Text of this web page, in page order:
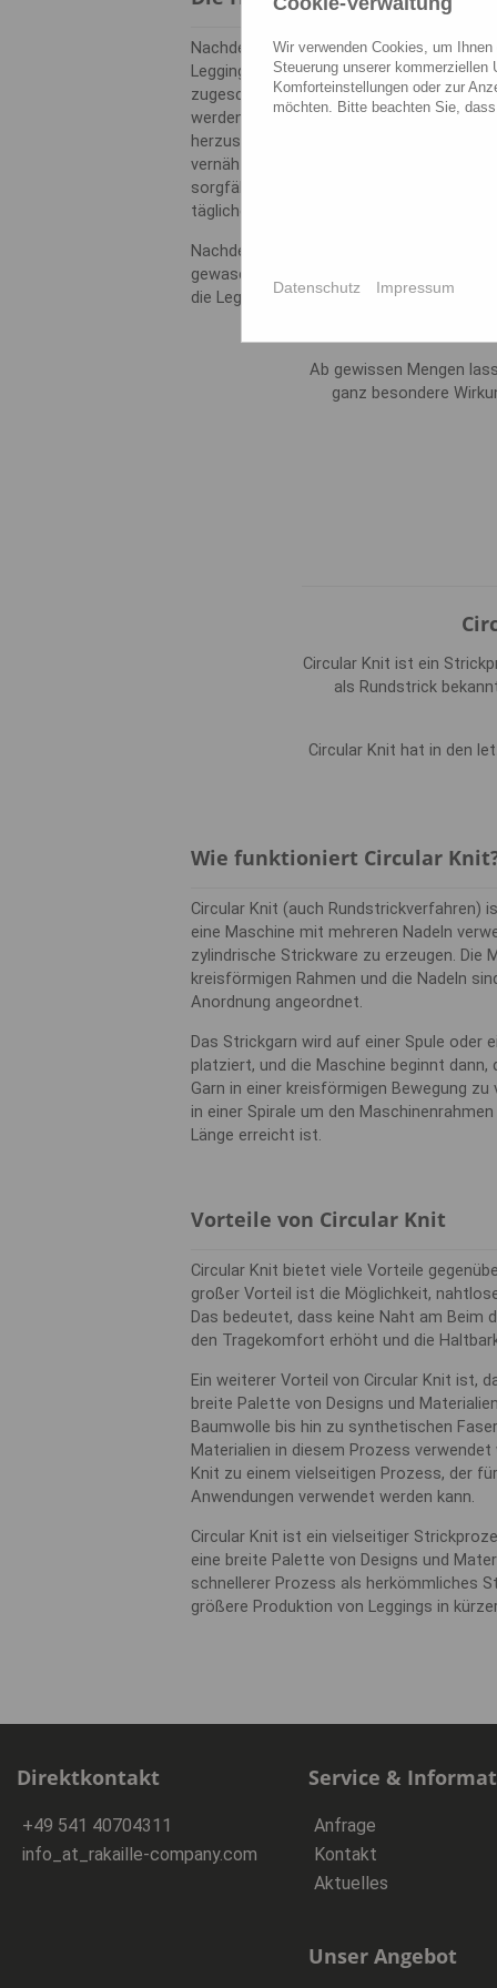
Nachdem der Stoff hergestellt wurde,
Leggings verwendet. Zunächst wird der
zugeschnitten, um die Form der
werden die einzelnen Teile
herzustellen. Die einzelnen Teile der
vernäht, um die endgültige Form zu
sorgfältig überprüft und verstärkt, um
täglichen Gebrauch standhalten.
Nachdem die Leggings zusammengenäht
gewaschen und getrocknet.
die Leggings sind bereit für den Verkauf.
Ab gewissen Mengen
ganz besondere
Circular Knit ist ein
als Rundstrick
Circular Knit hat in den
Wie funktioniert Circular
Circular Knit (auch Rundstrickverfahren)
eine Maschine mit mehreren Nadeln
zylindrische Strickware zu erzeugen. Die
kreisförmigen Rahmen und die Nadeln
Anordnung angeordnet.
Das Strickgarn wird auf einer Spule oder
platziert, und die Maschine beginnt dann,
Garn in einer kreisförmigen Bewegung zu
in einer Spirale um den
Länge erreicht ist.
Vorteile von Circular Knit
Circular Knit bietet viele Vorteile
großer Vorteil ist die Möglichkeit,
Das bedeutet, dass keine Naht am Beim
den Tragekomfort erhöht und die
Ein weiterer Vorteil von Circular Knit ist,
breite Palette von Designs und
Baumwolle bis hin zu synthetischen
Materialien in diesem Prozess
Knit zu einem vielseitigen Prozess, der
Anwendungen verwendet werden kann.
Circular Knit ist ein vielseitiger
eine breite Palette von Designs und
schnellerer Prozess als herkömmliches
größere Produktion von Leggings in
Direktkontakt
+49 541 40704311
info _at_ rakaille-company.com
Service &
Anfrage
Kontakt
Aktuelles
Unser Angebot
Wir verwenden Cookies, um
Steuerung unserer
Komforteinstellungen oder zur
möchten. Bitte beachten Sie,
Datenschutz Impressum